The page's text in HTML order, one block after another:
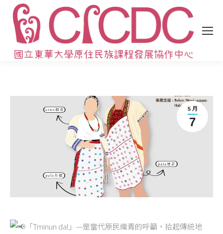
5 月
7
「Tminun da!」—是當代原民織青的呼籲，拾起傳統地